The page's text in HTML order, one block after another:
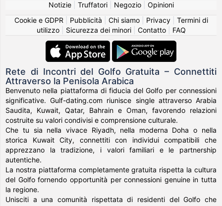
Notizie| Truffatori| Negozio| Opinioni
Cookie e GDPR
Pubblicità Chi siamo| Privacy| Termini di
utilizzo| Sicurezza dei minori| Contatto| FAQ
Rete di Incontri del Golfo Gratuita – Connettiti
Attraverso la Penisola Arabica
Benvenuto nella piattaforma di fiducia del Golfo per connessioni
significative. Gulf-dating.com riunisce single attraverso Arabia
Saudita, Kuwait, Qatar, Bahrain e Oman, favorendo relazioni
costruite su valori condivisi e comprensione culturale.
Che tu sia nella vivace Riyadh, nella moderna Doha o nella
storica Kuwait City, connettiti con individui compatibili che
apprezzano la tradizione, i valori familiari e le partnership
autentiche.
La nostra piattaforma completamente gratuita rispetta la cultura
del Golfo fornendo opportunità per connessioni genuine in tutta
la regione.
Unisciti a una comunità rispettata di residenti del Golfo che